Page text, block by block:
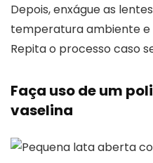
Depois, enxágue as
temperatura ambiente e
Repita o processo caso
Faça uso de um
vaselina